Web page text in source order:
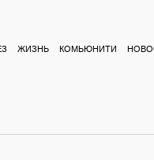
ЖИЗНЬ КОМЬЮНИТИ